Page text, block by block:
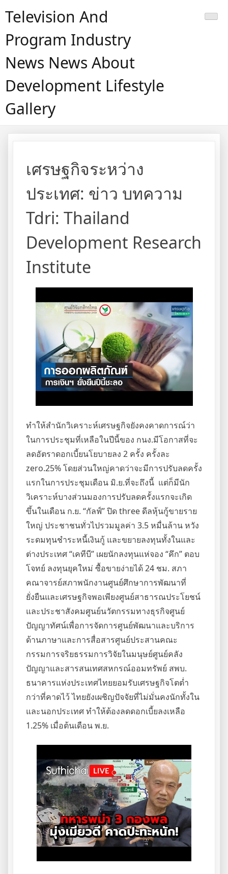
Television And
Program Industry
News News About
Development Lifestyle
Gallery
เศรษฐกิจระหว่าง
ประเทศ: ข่าว บทความ
Tdri: Thailand
Development Research
Institute
ทำให้สำนักวิเคราะห์เศรษฐกิจยังคงคาดการณ์ว่า
ในการประชุมที่เหลือในปีนี้ของ กนง.มีโอกาสที่จะ
ลดอัตราดอกเบี้ยนโยบายลง 2 ครั้ง ครั้งละ
zero.25% โดยส่วนใหญ่คาดว่าจะมีการปรับลดครั้ง
แรกในการประชุมเดือน มิ.ย.ที่จะถึงนี้ แต่ก็มีนัก
วิเคราะห์บางส่วนมองการปรับลดครั้งแรกจะเกิด
ขึ้นในเดือน ก.ย. “กัลฟ์” ปิด three ดีลหุ้นกู้ขายราย
ใหญ่ ประชาชนทั่วไปรวมมูลค่า 3.5 หมื่นล้าน หวัง
ระดมทุนชำระหนี้เงินกู้ และขยายลงทุนทั้งในและ
ต่างประเทศ “เคทีบี” เผยนักลงทุนแห่จอง “คึก” ตอบ
โจทย์ ลงทุนยุคใหม่ ซื้อขายง่ายได้ 24 ชม. สภา
คณาจารย์สภาพนักงานศูนย์ศึกษาการพัฒนาที่
ยั่งยืนและเศรษฐกิจพอเพียงศูนย์สาธารณประโยชน์
และประชาสังคมศูนย์นวัตกรรมทางธุรกิจศูนย์
ปัญญาทัศน์เพื่อการจัดการศูนย์พัฒนาและบริการ
ด้านภาษาและการสื่อสารศูนย์ประสานคณะ
กรรมการจริยธรรมการวิจัยในมนุษย์ศูนย์คลัง
ปัญญาและสารสนเทศสหกรณ์ออมทรัพย์ สพบ.
ธนาคารแห่งประเทศไทยยอมรับเศรษฐกิจโตต่ำ
กว่าที่คาดไว้ ไทยยังเผชิญปัจจัยที่ไม่มั่นคงนักทั้งใน
และนอกประเทศ ทำให้ต้องลดดอกเบี้ยลงเหลือ
1.25% เมื่อต้นเดือน พ.ย.